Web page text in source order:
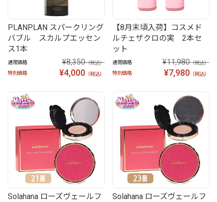
PLANPLAN スパークリング
バブル スカルプエッセン
ス1本
通常価格 ¥8,350（税込）
特別価格
¥4,000 （税込）
【8月末頃入荷】コスメド
ルチェザクロの実 2本セ
ット
通常価格 ¥11,980（税込）
特別価格
¥7,980 （税込）
Solahana ローズヴェールフ
Solahana ローズヴェールフ